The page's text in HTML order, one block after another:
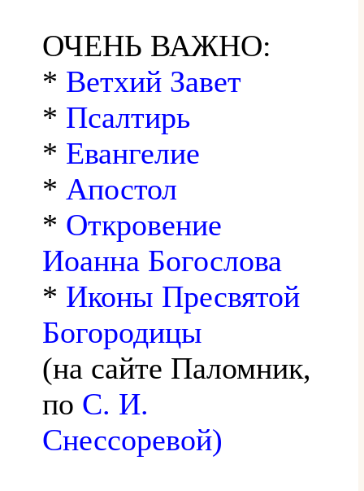
ОЧЕНЬ ВАЖНО:
* Ветхий Завет
* Псалтирь
* Евангелие
* Апостол
* Откровение
Иоанна Богослова
* Иконы Пресвятой
Богородицы
(на сайте Паломник,
по С. И.
Снессоревой)